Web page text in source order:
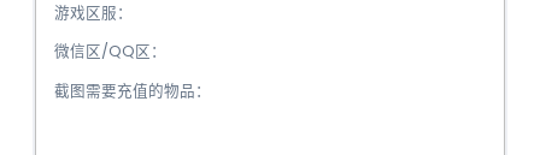
游戏区服：
微信区/QQ区：
截图需要充值的物品：